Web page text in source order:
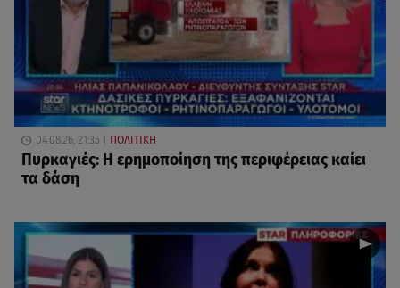
04.08.26, 21:35 ΠΟΛΙΤΙΚΗ
Πυρκαγιές: Η ερημοποίηση της περιφέρειας καίει
τα δάση